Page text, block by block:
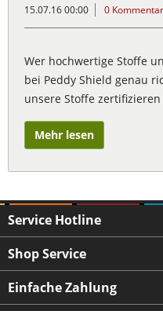
15.07.16 00:00 0
Wer hochwertige Stoffe
bei Peddy Shield genau
unsere Stoffe zertifizieren
Mehr lesen
Service Hotline
Shop Service
Einfache Zahlung